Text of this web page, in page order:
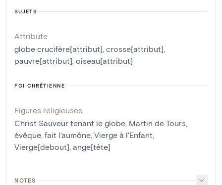
SUJETS
Attribute
globe crucifère[attribut], crosse[attribut],
pauvre[attribut], oiseau[attribut]
FOI CHRÉTIENNE
Figures religieuses
Christ Sauveur tenant le globe, Martin de Tours,
évêque, fait l'aumône, Vierge à l'Enfant,
Vierge[debout], ange[tête]
NOTES